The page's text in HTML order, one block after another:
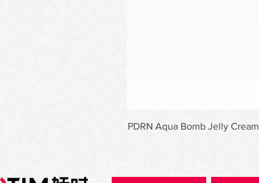
PDRN Aqua Bomb Jelly Cream